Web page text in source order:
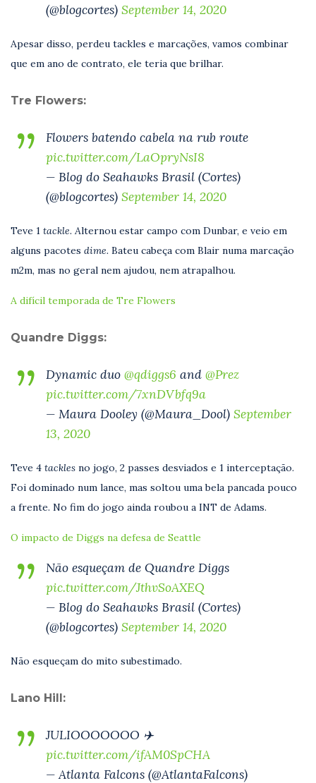
(@blogcortes) September 14, 2020
Apesar disso, perdeu tackles e marcações, vamos combinar
que em ano de contrato, ele teria que brilhar.
Tre Flowers:
Flowers batendo cabela na rub route
pic.twitter.com/LaOpryNsI8
— Blog do Seahawks Brasil (Cortes)
(@blogcortes) September 14, 2020
Teve 1 tackle. Alternou estar campo com Dunbar, e veio em
alguns pacotes dime. Bateu cabeça com Blair numa marcação
m2m, mas no geral nem ajudou, nem atrapalhou.
A difícil temporada de Tre Flowers
Quandre Diggs:
Dynamic duo ⁦ @qdiggs6 ⁩ and ⁦ @Prez
pic.twitter.com/7xnDVbfq9a
— Maura Dooley (@Maura_Dool) September
13, 2020
Teve 4 tackles no jogo, 2 passes desviados e 1 interceptação.
Foi dominado num lance, mas soltou uma bela pancada pouco
a frente. No fim do jogo ainda roubou a INT de Adams.
O impacto de Diggs na defesa de Seattle
Não esqueçam de Quandre Diggs
pic.twitter.com/JthvSoAXEQ
— Blog do Seahawks Brasil (Cortes)
(@blogcortes) September 14, 2020
Não esqueçam do mito subestimado.
Lano Hill:
JULIOOOOOOO ✈️
pic.twitter.com/ifAM0SpCHA
— Atlanta Falcons (@AtlantaFalcons)